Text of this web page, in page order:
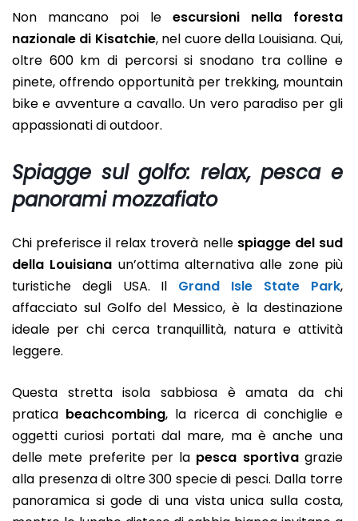
Non mancano poi le escursioni nella foresta
nazionale di Kisatchie, nel cuore della Louisiana. Qui,
oltre 600 km di percorsi si snodano tra colline e
pinete, offrendo opportunità per trekking, mountain
bike e avventure a cavallo. Un vero paradiso per gli
appassionati di outdoor.
Spiagge sul golfo: relax, pesca e
panorami mozzafiato
Chi preferisce il relax troverà nelle spiagge del sud
della Louisiana un’ottima alternativa alle zone più
turistiche degli USA. Il Grand Isle State Park,
affacciato sul Golfo del Messico, è la destinazione
ideale per chi cerca tranquillità, natura e attività
leggere.
Questa stretta isola sabbiosa è amata da chi
pratica beachcombing, la ricerca di conchiglie e
oggetti curiosi portati dal mare, ma è anche una
delle mete preferite per la pesca sportivagrazie
alla presenza di oltre 300 specie di pesci. Dalla torre
panoramica si gode di una vista unica sulla costa,